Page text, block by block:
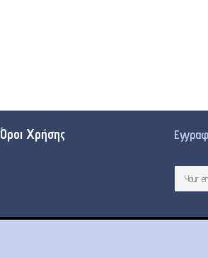
Όροι Χρήσης